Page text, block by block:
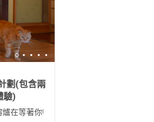
劃(包含兩
驗)
在等著你!